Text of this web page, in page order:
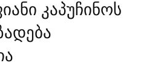
კაპუჩინოს